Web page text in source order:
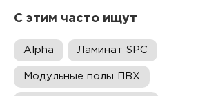
С этим часто ищут
Alpha Ламинат SPC
Модульные полы ПВХ